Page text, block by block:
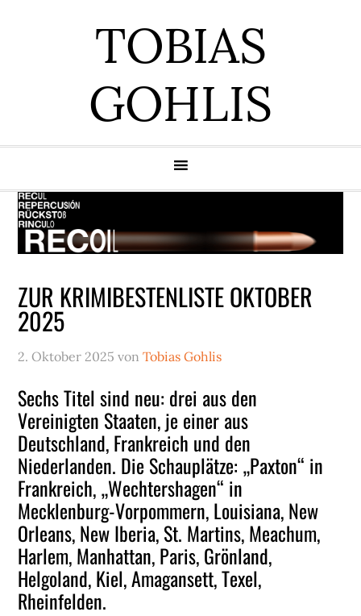
TOBIAS
GOHLIS
ZUR KRIMIBESTENLISTE OKTOBER
2025
2. Oktober 2025 vonTobias Gohlis
Sechs Titel sind neu: drei aus den
Vereinigten Staaten, je einer aus
Deutschland, Frankreich und den
Niederlanden. Die Schauplätze: „Paxton“ in
Frankreich, „Wechtershagen“ in
Mecklenburg-Vorpommern, Louisiana, New
Orleans, New Iberia, St. Martins, Meachum,
Harlem, Manhattan, Paris, Grönland,
Helgoland, Kiel, Amagansett, Texel,
Rheinfelden.